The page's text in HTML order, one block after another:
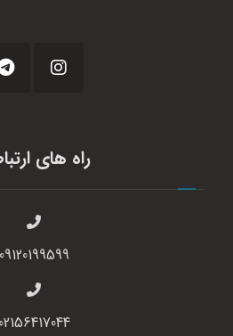
راه های
09120199599
02156417044